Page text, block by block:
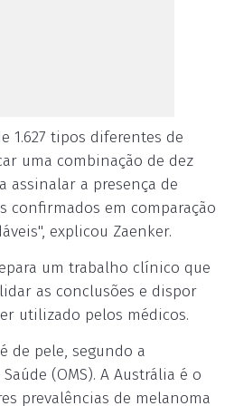
1.627 tipos diferentes de
uma combinação de dez
assinalar a presença de
confirmados em comparação
explicou Zaenker.
um trabalho clínico que
as conclusões e dispor
utilizado pelos médicos.
de pele, segundo a
(OMS). A Austrália é o
prevalências de melanoma